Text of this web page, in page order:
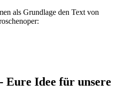
als Grundlage den Text von
Eure Idee für unsere